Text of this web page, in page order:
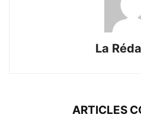
La
ARTICLES